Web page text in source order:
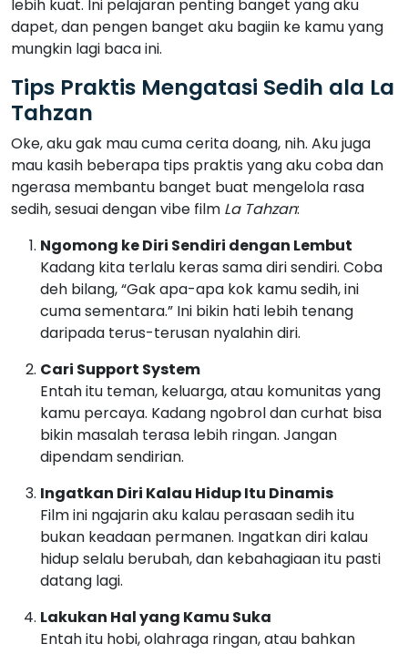
lebih kuat. Ini pelajaran penting banget yang aku
dapet, dan pengen banget aku bagiin ke kamu yang
mungkin lagi baca ini.
Tips Praktis Mengatasi Sedih ala La
Tahzan
Oke, aku gak mau cuma cerita doang, nih. Aku juga
mau kasih beberapa tips praktis yang aku coba dan
ngerasa membantu banget buat mengelola rasa
sedih, sesuai dengan vibe film La Tahzan:
Ngomong ke Diri Sendiri dengan Lembut
Kadang kita terlalu keras sama diri sendiri. Coba
deh bilang, “Gak apa-apa kok kamu sedih, ini
cuma sementara.” Ini bikin hati lebih tenang
daripada terus-terusan nyalahin diri.
Cari Support System
Entah itu teman, keluarga, atau komunitas yang
kamu percaya. Kadang ngobrol dan curhat bisa
bikin masalah terasa lebih ringan. Jangan
dipendam sendirian.
Ingatkan Diri Kalau Hidup Itu Dinamis
Film ini ngajarin aku kalau perasaan sedih itu
bukan keadaan permanen. Ingatkan diri kalau
hidup selalu berubah, dan kebahagiaan itu pasti
datang lagi.
Lakukan Hal yang Kamu Suka
Entah itu hobi, olahraga ringan, atau bahkan